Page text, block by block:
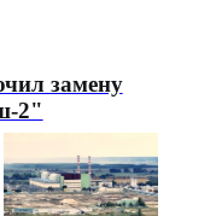
замену
2"